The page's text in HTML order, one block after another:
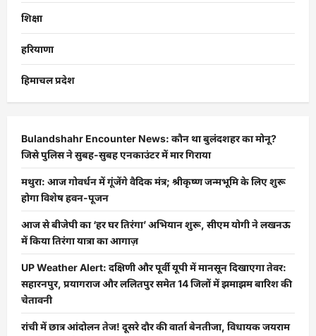
शिक्षा
हरियाणा
हिमाचल प्रदेश
Bulandshahr Encounter News: कौन था बुलंदशहर का मोनू?
जिसे पुलिस ने सुबह-सुबह एनकाउंटर में मार गिराया
मथुरा: आज गोवर्धन में गूंजेंगे वैदिक मंत्र; श्रीकृष्ण जन्मभूमि के लिए शुरू
होगा विशेष हवन-पूजन
आज से बीजेपी का ‘हर घर तिरंगा’ अभियान शुरू, सीएम योगी ने लखनऊ
में किया तिरंगा यात्रा का आगाज़
UP Weather Alert: दक्षिणी और पूर्वी यूपी में मानसून दिखाएगा तेवर:
सहारनपुर, प्रयागराज और ललितपुर समेत 14 जिलों में झमाझम बारिश की
चेतावनी
रांची में छात्र आंदोलन तेज! दूसरे दौर की वार्ता बेनतीजा, विधायक जयराम